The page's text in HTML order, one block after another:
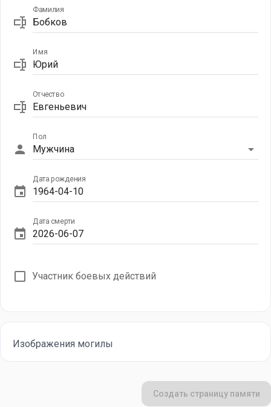
Фамилия
Имя
Отчество
Пол
Мужчина
Дата рождения
Дата смерти
Участник боевых действий
Изображения могилы
Создать страницу памяти